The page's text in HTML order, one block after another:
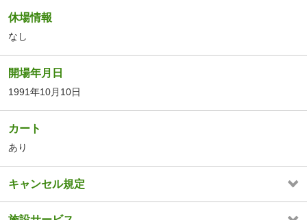
休場情報
なし
開場年月日
1991年10月10日
カート
あり
キャンセル規定